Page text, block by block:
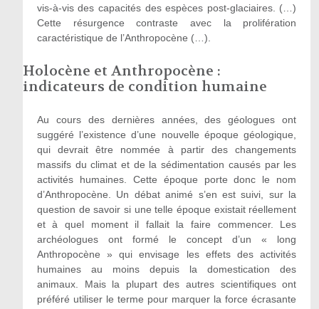
vis-à-vis des capacités des espèces post-glaciaires. (…)
Cette résurgence contraste avec la prolifération
caractéristique de l’Anthropocène (…).
Holocène et Anthropocène :
indicateurs de condition humaine
Au cours des dernières années, des géologues ont
suggéré l’existence d’une nouvelle époque géologique,
qui devrait être nommée à partir des changements
massifs du climat et de la sédimentation causés par les
activités humaines. Cette époque porte donc le nom
d’Anthropocène. Un débat animé s’en est suivi, sur la
question de savoir si une telle époque existait réellement
et à quel moment il fallait la faire commencer. Les
archéologues ont formé le concept d’un « long
Anthropocène » qui envisage les effets des activités
humaines au moins depuis la domestication des
animaux. Mais la plupart des autres scientifiques ont
préféré utiliser le terme pour marquer la force écrasante